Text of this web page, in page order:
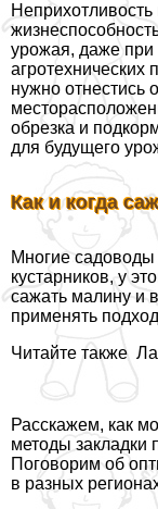
урожая, даже
агротехнических
нужно отнестись
обрезка и
для будущего
Как и когда
Многие садоводы
кустарников, у
сажать малину и
применять
Читайте также
Расскажем, как
методы закладки
Поговорим об
в разных